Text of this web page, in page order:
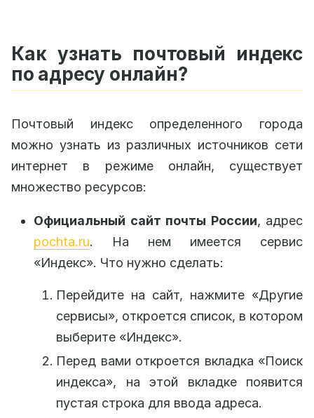
Как узнать почтовый индекс
по адресу онлайн?
Почтовый индекс определенного города
можно узнать из различных источников сети
интернет в режиме онлайн, существует
множество ресурсов:
Официальный сайт почты России, адрес
pochta.ru. На нем имеется сервис
«Индекс». Что нужно сделать:
Перейдите на сайт, нажмите «Другие
сервисы», откроется список, в котором
выберите «Индекс».
Перед вами откроется вкладка «Поиск
индекса», на этой вкладке появится
пустая строка для ввода адреса.